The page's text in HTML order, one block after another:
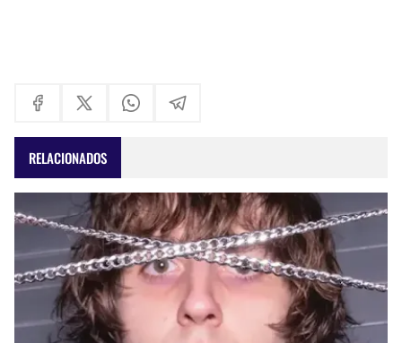
RELACIONADOS